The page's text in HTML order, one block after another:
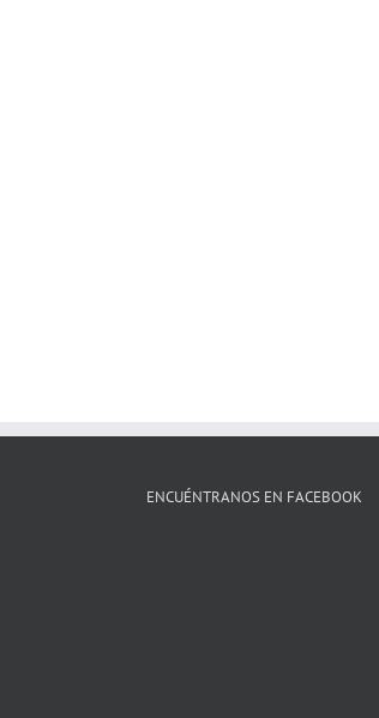
ENCUÉNTRANOS EN FACEBOOK